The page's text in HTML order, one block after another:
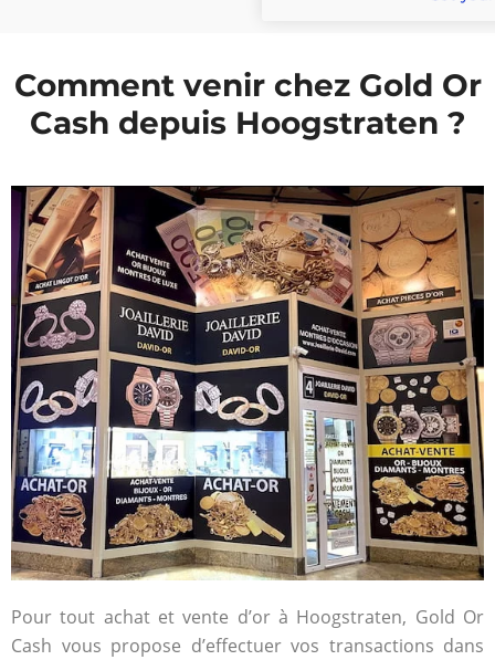
Comment venir chez Gold Or
Cash depuis Hoogstraten ?
Pour tout achat et vente d’or à Hoogstraten, Gold Or
Cash vous propose d’effectuer vos transactions dans